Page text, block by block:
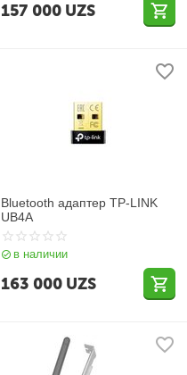
157 000 UZS
Bluetooth адаптер TP-LINK
UB4A
в наличии
163 000 UZS